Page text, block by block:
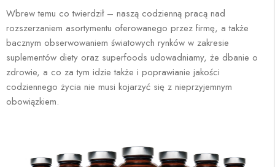
Wbrew temu co twierdził – naszą codzienną pracą nad
rozszerzaniem asortymentu oferowanego przez firmę, a także
bacznym obserwowaniem światowych rynków w zakresie
suplementów diety oraz superfoods udowadniamy, że dbanie o
zdrowie, a co za tym idzie także i poprawianie jakości
codziennego życia nie musi kojarzyć się z nieprzyjemnym
obowiązkiem.